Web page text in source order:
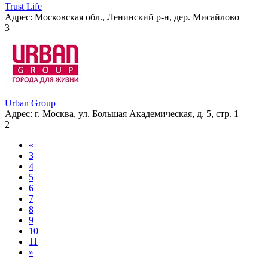
Trust Life
Адрес: Московская обл., Ленинский р-н, дер. Мисайлово
3
Urban Group
Адрес: г. Москва, ул. Большая Академическая, д. 5, стр. 1
2
«
3
4
5
6
7
8
9
10
11
»